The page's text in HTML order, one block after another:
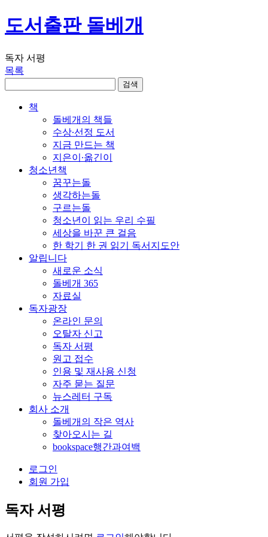
도서출판 돌베개
독자 서평
목록
책
돌베개의 책들
수상∙선정 도서
지금 만드는 책
지은이∙옮긴이
청소년책
꿈꾸는돌
생각하는돌
구르는돌
청소년이 읽는 우리 수필
세상을 바꾼 큰 걸음
한 학기 한 권 읽기 독서지도안
알립니다
새로운 소식
돌베개 365
자료실
독자광장
온라인 문의
오탈자 신고
독자 서평
원고 접수
인용 및 재사용 신청
자주 묻는 질문
뉴스레터 구독
회사 소개
돌베개의 작은 역사
찾아오시는 길
bookspace행간과여백
로그인
회원 가입
독자 서평